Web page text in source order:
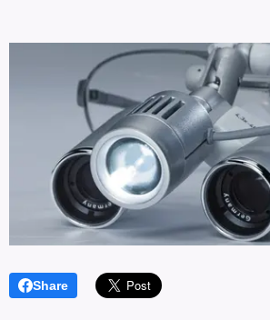
Share